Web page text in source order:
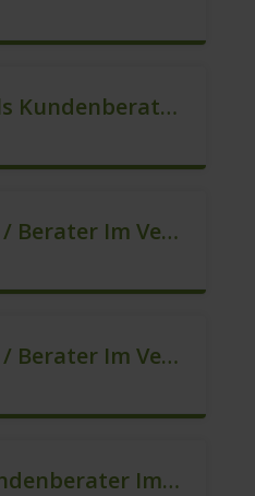
Quereinstieg Als Kundenberater Im Außendienst (m/w/d)
Quereinsteiger / Berater Im Vertrieb In Festanstellung (m/w/d)
Quereinsteiger / Berater Im Vertrieb, Keine Zeitarbeit! (m/w/d)
Persönliche Kundenberater Im Außendienst (m/w/d)